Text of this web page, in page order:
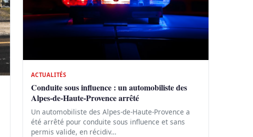
ACTUALITÉS
Conduite sous influence : un automobiliste des
Alpes-de-Haute-Provence arrêté
Un automobiliste des Alpes-de-Haute-Provence a
été arrêté pour conduite sous influence et sans
permis valide, en récidiv…